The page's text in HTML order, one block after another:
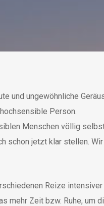
und ungewöhnliche
Person.
Menschen völlig
schon jetzt klar stellen.
Reize
mehr Zeit bzw. Ruhe, um